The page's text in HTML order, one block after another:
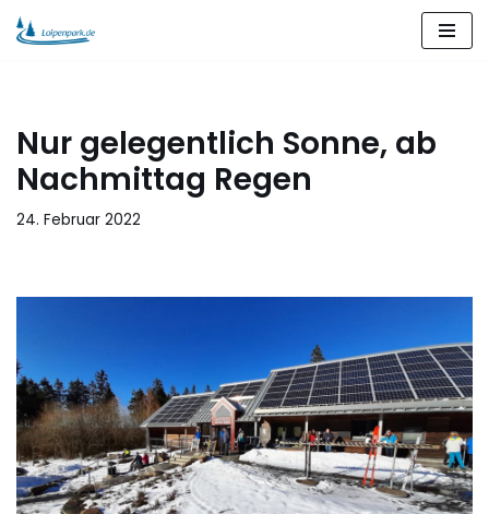
Nur gelegentlich Sonne, ab
Nachmittag Regen
24. Februar 2022